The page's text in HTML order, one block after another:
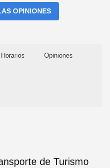
OPINIONES
Horarios Opiniones
de Turismo